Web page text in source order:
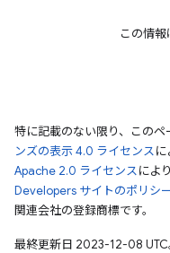
この情
特に記載のない限り、この
ンズの表示 4.0 ライセンス
Apache 2.0 ライセンスによ
Developers サイトのポリシ
関連会社の登録商標です。
最終更新日 2023-12-08 UTC